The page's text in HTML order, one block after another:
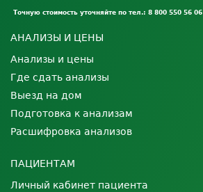
Точную стоимость уточняйте по тел.: 8 800 550 56 06
АНАЛИЗЫ И ЦЕНЫ
Анализы и цены
Где сдать анализы
Выезд на дом
Подготовка к анализам
Расшифровка анализов
ПАЦИЕНТАМ
Личный кабинет пациента